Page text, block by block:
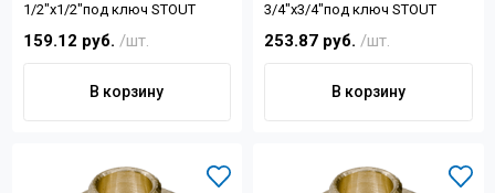
1/2"х1/2"под ключ STOUT
159.12 руб. /шт.
В корзину
3/4"х3/4"под ключ STOUT
253.87 руб. /шт.
В корзину